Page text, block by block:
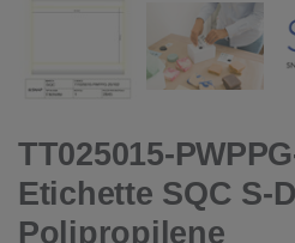
TT025015-
Etichette SQC S-
Polipropilene